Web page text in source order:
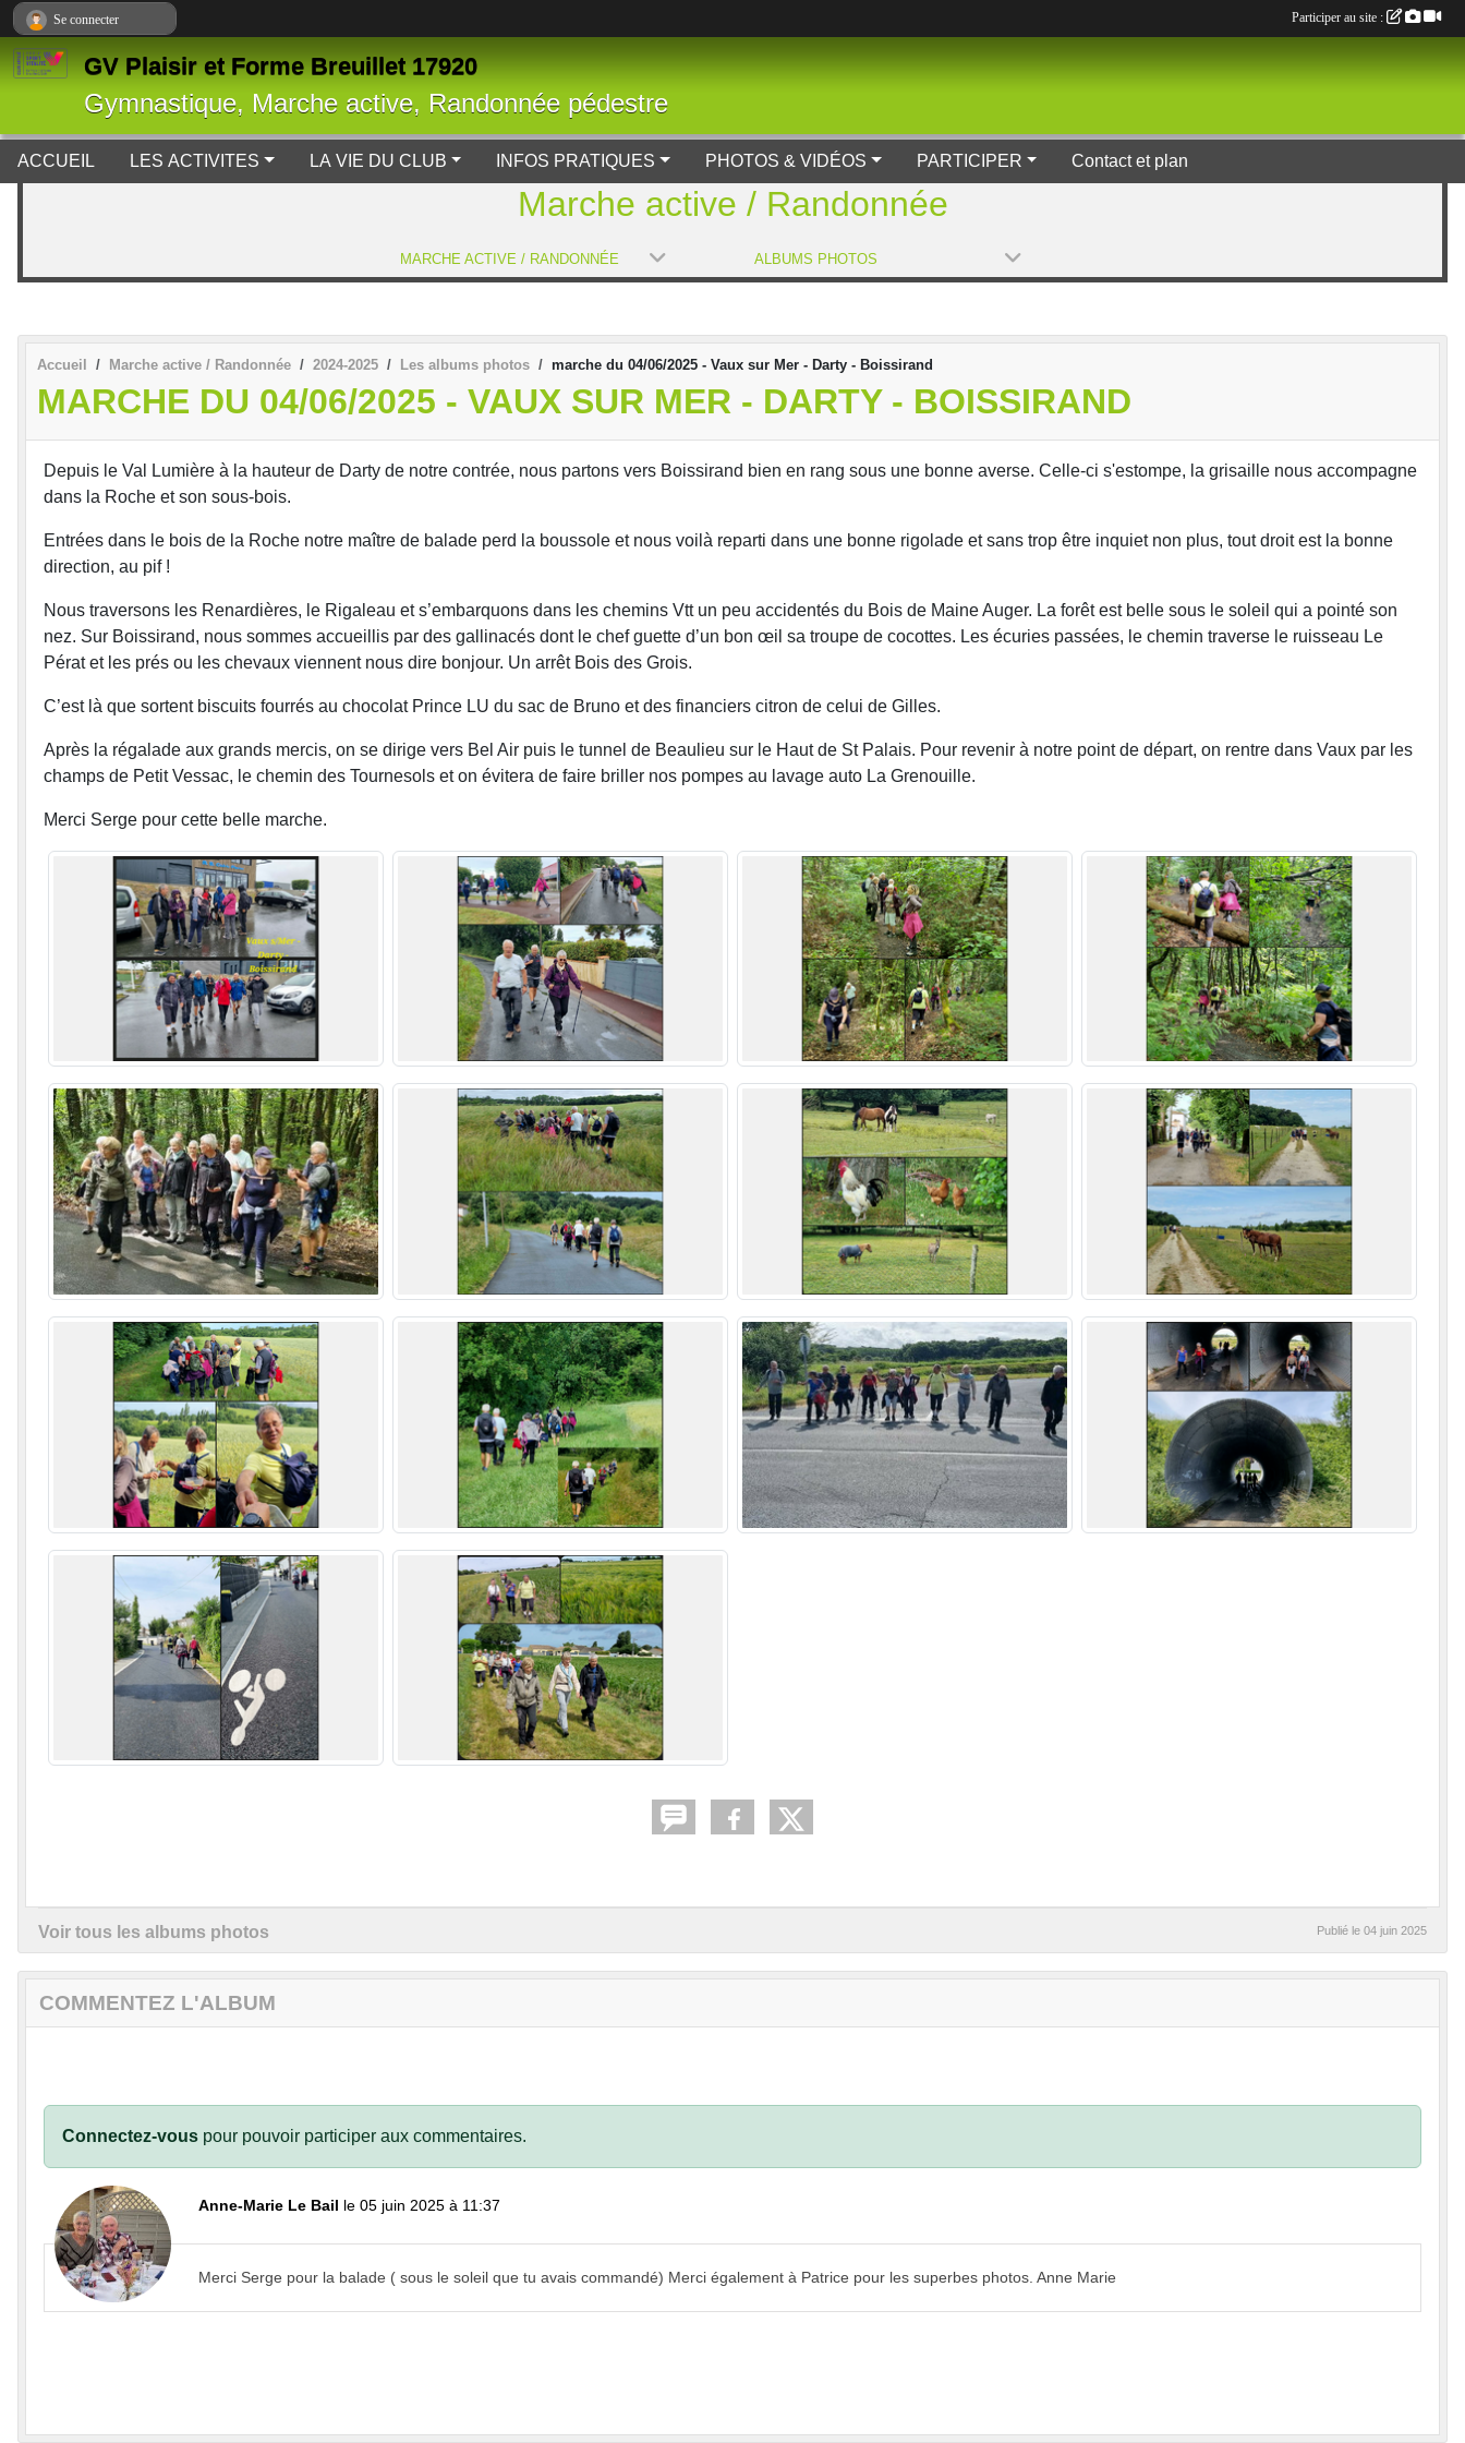
GV Plaisir et Forme Breuillet 17920
Gymnastique, Marche active, Randonnée pédestre
ACCUEIL LES ACTIVITES LA VIE DU CLUB INFOS PRATIQUES PHOTOS & VIDÉOS PARTICIPER Contact et plan
Marche active / Randonnée
MARCHE ACTIVE / RANDONNÉE ALBUMS PHOTOS
Accueil Marche active / Randonnée 2024-2025 Les albums photos marche du 04/06/2025 - Vaux sur Mer - Darty - Boissirand
MARCHE DU 04/06/2025 - VAUX SUR MER - DARTY - BOISSIRAND
Depuis le Val Lumière à la hauteur de Darty de notre contrée, nous partons vers Boissirand bien en rang sous une bonne averse. Celle-ci s'estompe, la grisaille nous accompagne
dans la Roche et son sous-bois.
Entrées dans le bois de la Roche notre maître de balade perd la boussole et nous voilà reparti dans une bonne rigolade et sans trop être inquiet non plus, tout droit est la bonne
direction, au pif !
Nous traversons les Renardières, le Rigaleau et s’embarquons dans les chemins Vtt un peu accidentés du Bois de Maine Auger. La forêt est belle sous le soleil qui a pointé son
nez. Sur Boissirand, nous sommes accueillis par des gallinacés dont le chef guette d’un bon œil sa troupe de cocottes. Les écuries passées, le chemin traverse le ruisseau Le
Pérat et les prés ou les chevaux viennent nous dire bonjour. Un arrêt Bois des Grois.
C’est là que sortent biscuits fourrés au chocolat Prince LU du sac de Bruno et des financiers citron de celui de Gilles.
Après la régalade aux grands mercis, on se dirige vers Bel Air puis le tunnel de Beaulieu sur le Haut de St Palais. Pour revenir à notre point de départ, on rentre dans Vaux par les
champs de Petit Vessac, le chemin des Tournesols et on évitera de faire briller nos pompes au lavage auto La Grenouille.
Merci Serge pour cette belle marche.
Voir tous les albums photos Publié le 04 juin 2025
COMMENTEZ L'ALBUM
Connectez-vous pour pouvoir participer aux commentaires.
Anne-Marie Le Bail le 05 juin 2025 à 11:37
Merci Serge pour la balade ( sous le soleil que tu avais commandé) Merci également à Patrice pour les superbes photos. Anne Marie
Se connecter Participer au site :
Panneau de gestion des cookies